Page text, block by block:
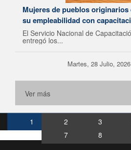
Mujeres de pueblos
su empleabilidad con
El Servicio Nacional de
entregó los...
Martes, 28 Julio,
Ver más
1 2 3
7
8